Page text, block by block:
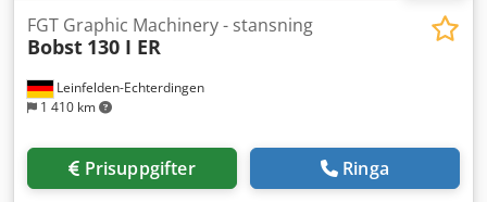
Leinfelden-Echterdingen
1 410 km
FGT Graphic Machinery - stansning
Bobst 130 I ER
Prisuppgifter Ringa